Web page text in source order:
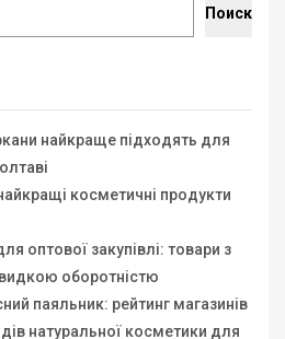
Поиск
найкраще підходять для
косметичні продукти
оптової закупівлі: товари з
оборотністю
паяльник: рейтинг магазинів
натуральної косметики для